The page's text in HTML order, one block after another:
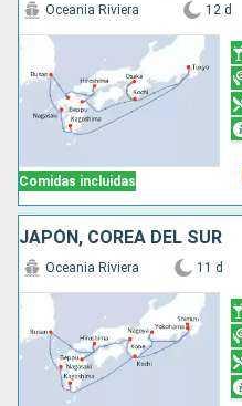
Comidas incluidas
Oceania Riviera 12 d
JAPÓN, COREA DEL SUR
Oceania Riviera 11 d